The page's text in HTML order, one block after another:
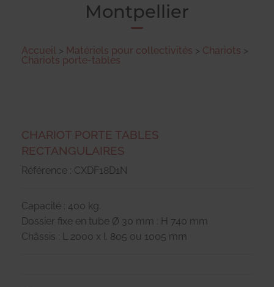
Montpellier
Accueil > Matériels pour collectivités > Chariots >
Chariots porte-tables
CHARIOT PORTE TABLES
RECTANGULAIRES
Référence : CXDF18D1N
Capacité : 400 kg.
Dossier fixe en tube Ø 30 mm : H 740 mm
Châssis : L 2000 x l. 805 ou 1005 mm